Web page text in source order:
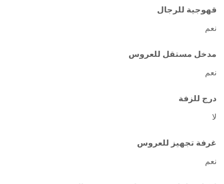
قهوجية للرجال
نعم
مدخل مستقل للعروس
نعم
درج للزفة
لا
غرفة تجهيز للعروس
نعم